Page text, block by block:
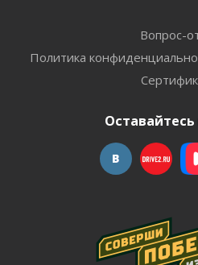
Вопрос-
Политика
Оставайтесь